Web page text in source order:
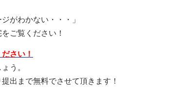
がわかない・・・」
ご覧ください！
さい！
う。
出まで無料でさせて頂きます！